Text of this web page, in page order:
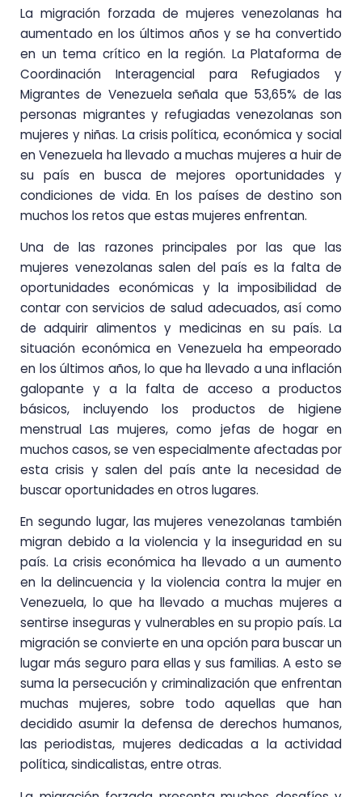
La migración forzada de mujeres venezolanas ha
aumentado en los últimos años y se ha convertido
en un tema crítico en la región. La Plataforma de
Coordinación Interagencial para Refugiados y
Migrantes de Venezuela señala que 53,65% de las
personas migrantes y refugiadas venezolanas son
mujeres y niñas. La crisis política, económica y social
en Venezuela ha llevado a muchas mujeres a huir de
su país en busca de mejores oportunidades y
condiciones de vida. En los países de destino son
muchos los retos que estas mujeres enfrentan.
Una de las razones principales por las que las
mujeres venezolanas salen del país es la falta de
oportunidades económicas y la imposibilidad de
contar con servicios de salud adecuados, así como
de adquirir alimentos y medicinas en su país. La
situación económica en Venezuela ha empeorado
en los últimos años, lo que ha llevado a una inflación
galopante y a la falta de acceso a productos
básicos, incluyendo los productos de higiene
menstrual Las mujeres, como jefas de hogar en
muchos casos, se ven especialmente afectadas por
esta crisis y salen del país ante la necesidad de
buscar oportunidades en otros lugares.
En segundo lugar, las mujeres venezolanas también
migran debido a la violencia y la inseguridad en su
país. La crisis económica ha llevado a un aumento
en la delincuencia y la violencia contra la mujer en
Venezuela, lo que ha llevado a muchas mujeres a
sentirse inseguras y vulnerables en su propio país. La
migración se convierte en una opción para buscar un
lugar más seguro para ellas y sus familias. A esto se
suma la persecución y criminalización que enfrentan
muchas mujeres, sobre todo aquellas que han
decidido asumir la defensa de derechos humanos,
las periodistas, mujeres dedicadas a la actividad
política, sindicalistas, entre otras.